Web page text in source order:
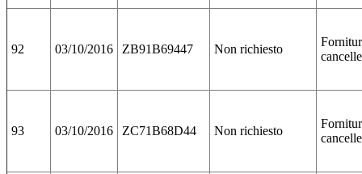
92 03/10/2016 ZB91B69447 Non richiesto
93 03/10/2016 ZC71B68D44 Non richiesto